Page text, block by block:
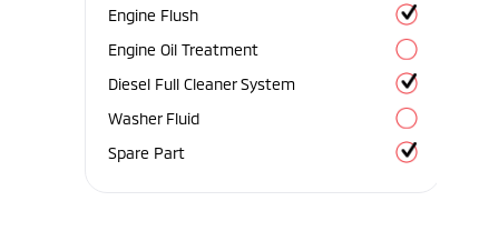
Engine Flush
Engine Oil Treatment
Diesel Full Cleaner System
Washer Fluid
Spare Part